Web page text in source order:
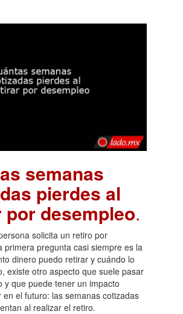
semanas
pierdes al
desempleo.
solicita un retiro por
primera pregunta casi siempre es la
dinero puedo retirar y cuándo lo
existe otro aspecto que suele pasar
y que puede tener un impacto
en el futuro: las semanas cotizadas
al realizar el retiro.